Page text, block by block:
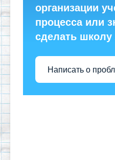
организации
процесса или
сделать
Написать о